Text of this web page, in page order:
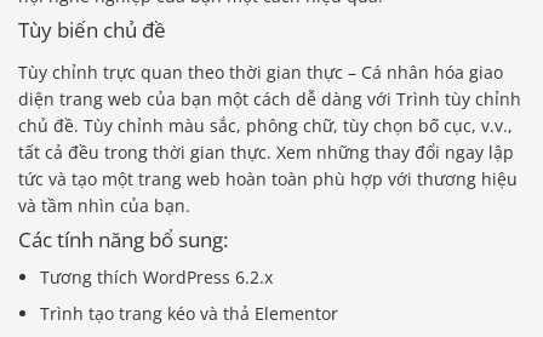
Tùy biến chủ đề
Tùy chỉnh trực quan theo thời gian thực – Cá nhân hóa giao
diện trang web của bạn một cách dễ dàng với Trình tùy chỉnh
chủ đề. Tùy chỉnh màu sắc, phông chữ, tùy chọn bố cục, v.v.,
tất cả đều trong thời gian thực. Xem những thay đổi ngay lập
tức và tạo một trang web hoàn toàn phù hợp với thương hiệu
và tầm nhìn của bạn.
Các tính năng bổ sung:
Tương thích WordPress 6.2.x
Trình tạo trang kéo và thả Elementor